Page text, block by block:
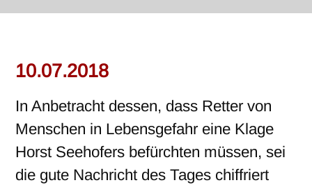
10.07.2018
In Anbetracht dessen, dass Retter von
Menschen in Lebensgefahr eine Klage
Horst Seehofers befürchten müssen, sei
die gute Nachricht des Tages chiffriert